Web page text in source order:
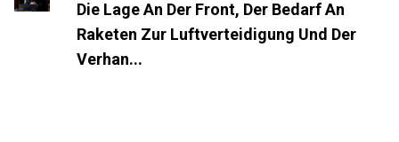
Die Lage An Der Front, Der Bedarf An
Raketen Zur Luftverteidigung Und Der
Verhan...